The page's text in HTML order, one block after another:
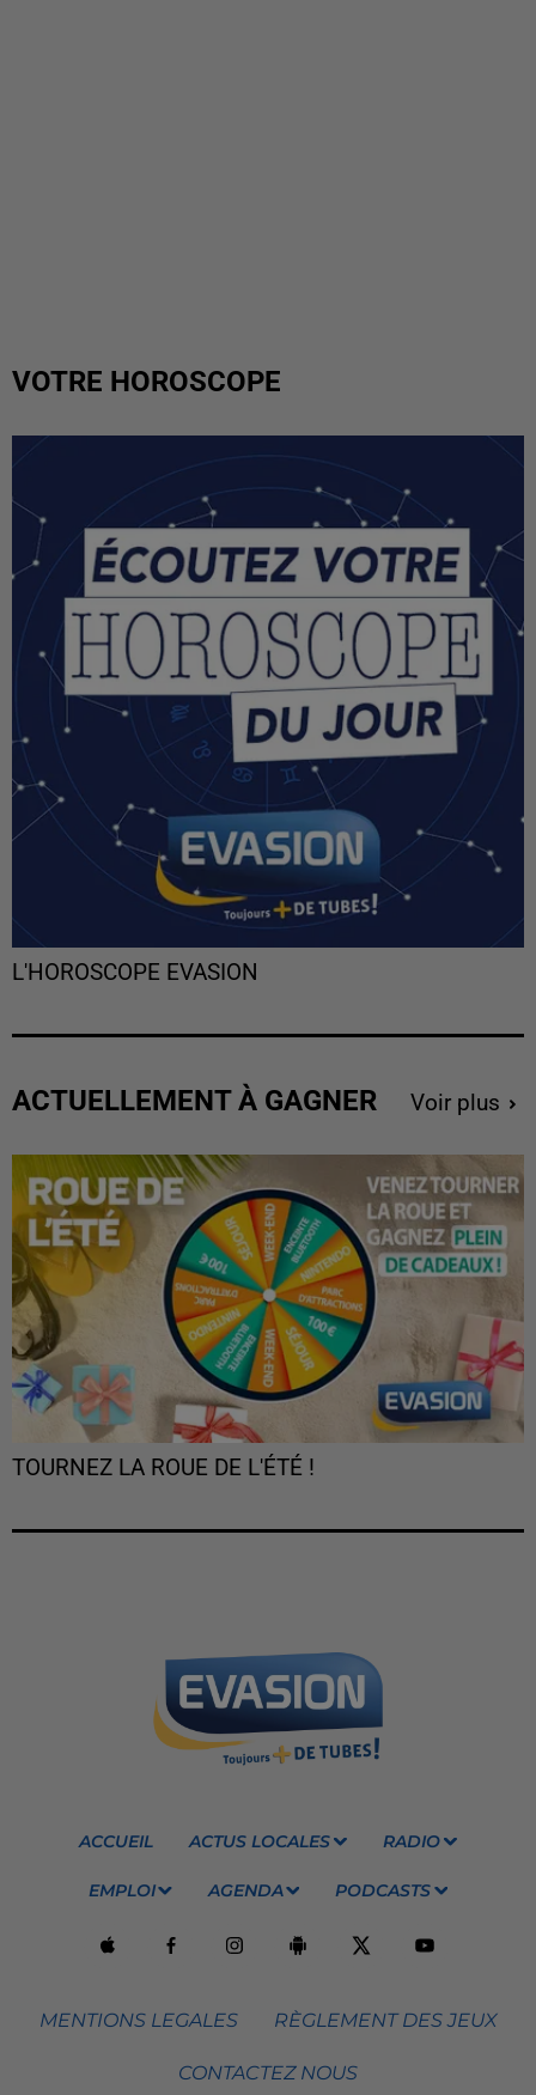
VOTRE HOROSCOPE
L'HOROSCOPE EVASION
ACTUELLEMENT À GAGNER Voir plus
TOURNEZ LA ROUE DE L'ÉTÉ !
ACCUEIL ACTUS LOCALES RADIO
EMPLOI AGENDA PODCASTS
MENTIONS LEGALES RÈGLEMENT DES JEUX
CONTACTEZ NOUS